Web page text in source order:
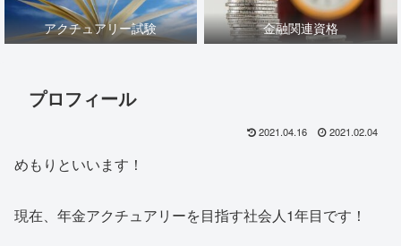
アクチュアリー試験 金融関連資格
プロフィール
2021.04.16 2021.02.04
めもりといいます！
現在、年金アクチュアリーを目指す社会人1年目です！